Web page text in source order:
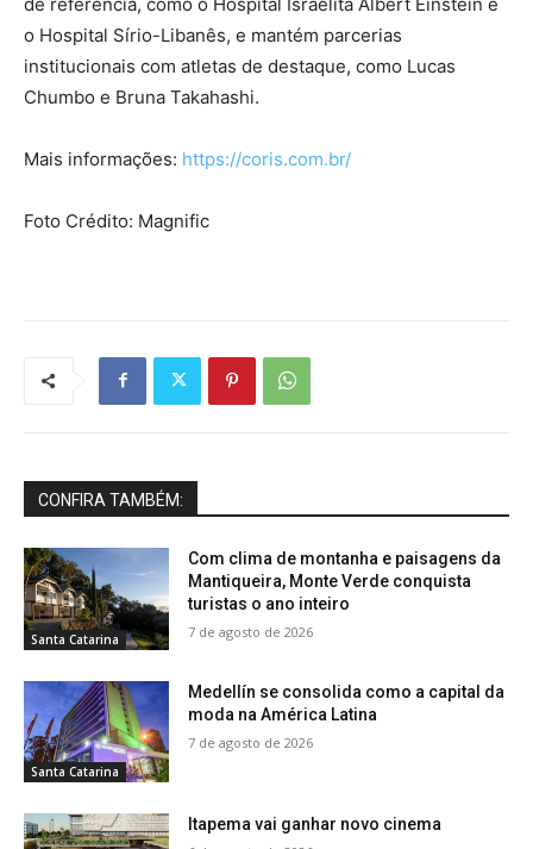
o Hospital Sírio-Libanês, e mantém parcerias
institucionais com atletas de destaque, como Lucas
Chumbo e Bruna Takahashi.
Mais informações: https://coris.com.br/
Foto Crédito: Magnific
CONFIRA TAMBÉM:
Santa Catarina
Com clima de montanha e paisagens da
Mantiqueira, Monte Verde conquista
turistas o ano inteiro
7 de agosto de 2026
Santa Catarina
Medellín se consolida como a capital da
moda na América Latina
7 de agosto de 2026
Itapema vai ganhar novo cinema